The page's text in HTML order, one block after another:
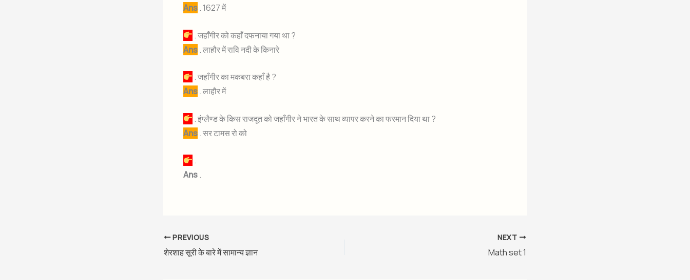
Ans. 1627 में
. जहाँगीर को कहाँ दफनाया गया था ?
Ans. लाहौर में रावि नदी के किनारे
. जहाँगीर का मकबरा कहाँ है ?
Ans. लाहौर में
. इंग्लैण्ड के किस राजदूत को जहाँगीर ने भारत के साथ व्यापर करने का फरमान दिया था ?
Ans. सर टामस रो को
.
Ans.
PREVIOUS
शेरशाह सूरी के बारे में सामान्य ज्ञान
NEXT
Math set 1